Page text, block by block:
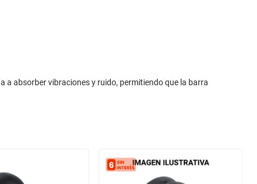
a absorber vibraciones y ruido, permitiendo que la barra